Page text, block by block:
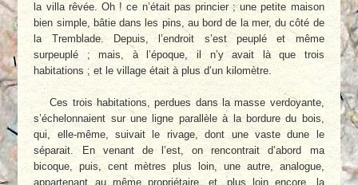
la villa rêvée. Oh ! ce n’était pas princier ; une petite maison
bien simple, bâtie dans les pins, au bord de la mer, du côté de
la Tremblade. Depuis, l’endroit s’est peuplé et même
surpeuplé ; mais, à l’époque, il n’y avait là que trois
habitations ; et le village était à plus d’un kilomètre.
Ces trois habitations, perdues dans la masse verdoyante,
s’échelonnaient sur une ligne parallèle à la bordure du bois,
qui, elle-même, suivait le rivage, dont une vaste dune le
séparait. En venant de l’est, on rencontrait d’abord ma
bicoque, puis, cent mètres plus loin, une autre, analogue,
appartenant au même propriétaire, et, plus loin encore, la